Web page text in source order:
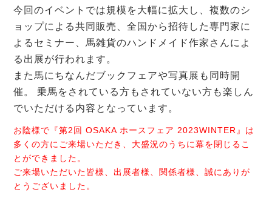
今回のイベントでは規模を大幅に拡大し、複数のシ
ョップによる共同販売、全国から招待した専門家に
よるセミナー、馬雑貨のハンドメイド作家さんによ
る出展が行われます。
また馬にちなんだブックフェアや写真展も同時開
催。 乗馬をされている方もされていない方も楽しん
でいただける内容となっています。
お陰様で『第2回 OSAKA ホースフェア 2023WINTER』は
多くの方にご来場いただき、大盛況のうちに幕を閉じるこ
とができました。
ご来場いただいた皆様、出展者様、関係者様、誠にありが
とうございました。